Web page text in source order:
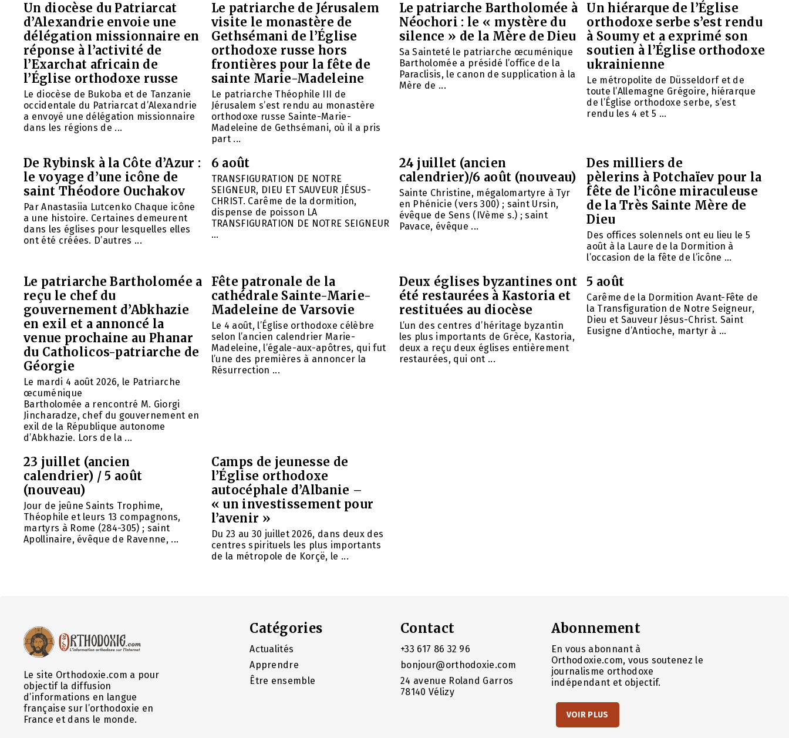
Un diocèse du Patriarcat
d’Alexandrie envoie une
délégation missionnaire en
réponse à l’activité de
l’Exarchat africain de
l’Église orthodoxe russe
Le diocèse de Bukoba et de Tanzanie
occidentale du Patriarcat d’Alexandrie
a envoyé une délégation missionnaire
dans les régions de ...
Le patriarche de Jérusalem
visite le monastère de
Gethsémani de l’Église
orthodoxe russe hors
frontières pour la fête de
sainte Marie-Madeleine
Le patriarche Théophile III de
Jérusalem s’est rendu au monastère
orthodoxe russe Sainte-Marie-
Madeleine de Gethsémani, où il a pris
part ...
Le patriarche Bartholomée à
Néochori : le « mystère du
silence » de la Mère de Dieu
Sa Sainteté le patriarche œcuménique
Bartholomée a présidé l’office de la
Paraclisis, le canon de supplication à la
Mère de ...
Un hiérarque de l’Église
orthodoxe serbe s’est rendu
à Soumy et a exprimé son
soutien à l’Église orthodoxe
ukrainienne
Le métropolite de Düsseldorf et de
toute l’Allemagne Grégoire, hiérarque
de l’Église orthodoxe serbe, s’est
rendu les 4 et 5 ...
De Rybinsk à la Côte d’Azur :
le voyage d’une icône de
saint Théodore Ouchakov
Par Anastasiia Lutcenko Chaque icône
a une histoire. Certaines demeurent
dans les églises pour lesquelles elles
ont été créées. D’autres ...
6 août
TRANSFIGURATION DE NOTRE
SEIGNEUR, DIEU ET SAUVEUR JÉSUS-
CHRIST. Carême de la dormition,
dispense de poisson LA
TRANSFIGURATION DE NOTRE SEIGNEUR
...
24 juillet (ancien
calendrier)/6 août (nouveau)
Sainte Christine, mégalomartyre à Tyr
en Phénicie (vers 300) ; saint Ursin,
évêque de Sens (IVème s.) ; saint
Pavace, évêque ...
Des milliers de
pèlerins à Potchaïev pour la
fête de l’icône miraculeuse
de la Très Sainte Mère de
Dieu
Des offices solennels ont eu lieu le 5
août à la Laure de la Dormition à
l’occasion de la fête de l’icône ...
Le patriarche Bartholomée a
reçu le chef du
gouvernement d’Abkhazie
en exil et a annoncé la
venue prochaine au Phanar
du Catholicos-patriarche de
Géorgie
Le mardi 4 août 2026, le Patriarche
œcuménique
Bartholomée a rencontré M. Giorgi
Jincharadze, chef du gouvernement en
exil de la République autonome
d’Abkhazie. Lors de la ...
Fête patronale de la
cathédrale Sainte-Marie-
Madeleine de Varsovie
Le 4 août, l’Église orthodoxe célèbre
selon l’ancien calendrier Marie-
Madeleine, l’égale-aux-apôtres, qui fut
l’une des premières à annoncer la
Résurrection ...
Deux églises byzantines ont
été restaurées à Kastoria et
restituées au diocèse
L’un des centres d’héritage byzantin
les plus importants de Grèce, Kastoria,
deux a reçu deux églises entièrement
restaurées, qui ont ...
5 août
Carême de la Dormition Avant-Fête de
la Transfiguration de Notre Seigneur,
Dieu et Sauveur Jésus-Christ. Saint
Eusigne d’Antioche, martyr à ...
23 juillet (ancien
calendrier) / 5 août
(nouveau)
Jour de jeûne Saints Trophime,
Théophile et leurs 13 compagnons,
martyrs à Rome (284-305) ; saint
Apollinaire, évêque de Ravenne, ...
Camps de jeunesse de
l’Église orthodoxe
autocéphale d’Albanie –
« un investissement pour
l’avenir »
Du 23 au 30 juillet 2026, dans deux des
centres spirituels les plus importants
de la métropole de Korçë, le ...
Le site Orthodoxie.com a pour
objectif la diffusion
d’informations en langue
française sur l’orthodoxie en
France et dans le monde.
Catégories
Actualités
Apprendre
Être ensemble
Contact
+33 617 86 32 96
bonjour@orthodoxie.com
24 avenue Roland Garros
78140 Vélizy
Abonnement
En vous abonnant à
Orthodoxie.com, vous soutenez le
journalisme orthodoxe
indépendant et objectif.
VOIR PLUS